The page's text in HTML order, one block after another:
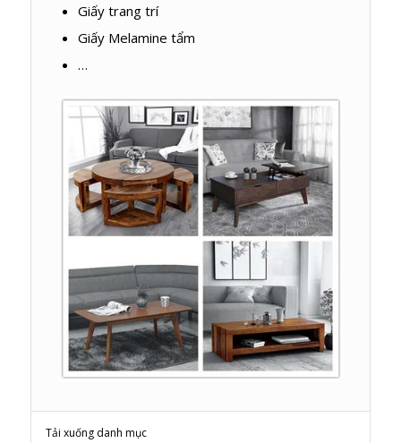
Giấy trang trí
Giấy Melamine tẩm
…
Tải xuống danh mục